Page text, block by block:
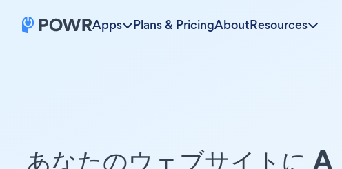
Apps Plans & PricingAboutResources
あなたのウェブサイトに A